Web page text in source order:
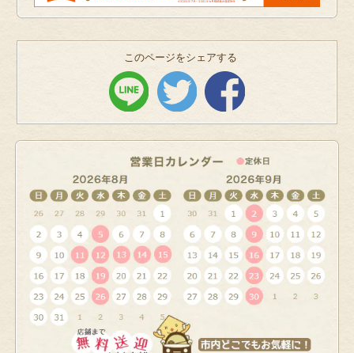
このページをシェアする